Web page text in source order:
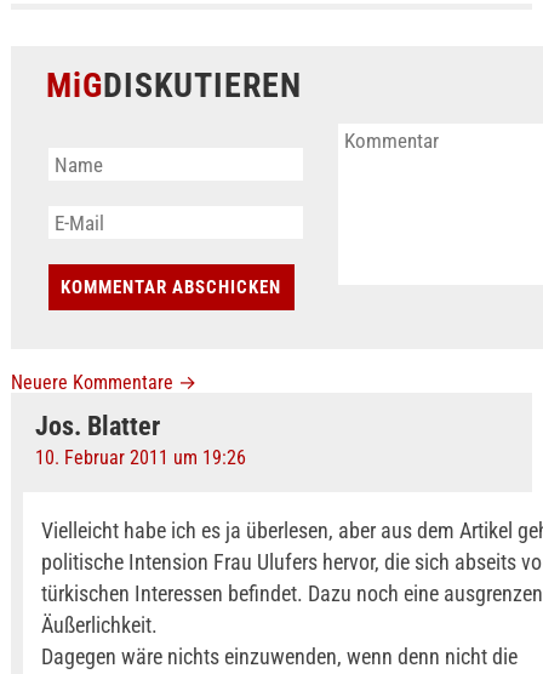
MiGDISKUTIEREN
Neuere Kommentare →
Jos. Blatter
10. Februar 2011 um 19:26
Vielleicht habe ich es ja überlesen, aber aus dem Artikel
politische Intension Frau Ulufers hervor, die sich abseits
türkischen Interessen befindet. Dazu noch eine
Äußerlichkeit.
Dagegen wäre nichts einzuwenden, wenn denn nicht die